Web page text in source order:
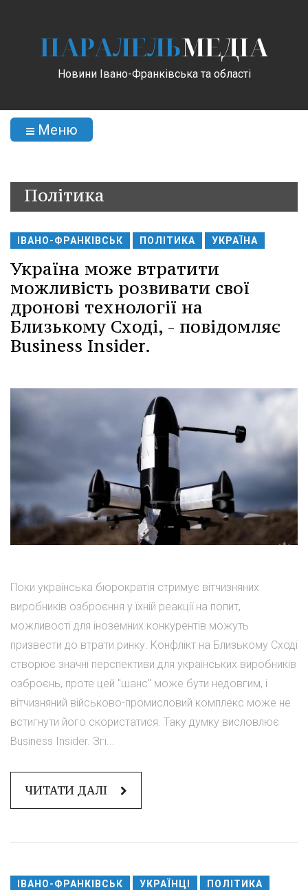
ПАРАЛЕЛЬМЕДІА
Новини Івано-Франківська та області
Меню
Політика
ІВАНО-ФРАНКІВСЬК ПОЛІТИКА УКРАЇНА
Україна може втратити
можливість розвивати свої
дронові технології на
Близькому Сході, - повідомляє
Business Insider.
Поки українська бюрократія стримує вітчизняних
виробників озброєння у їхній реакції на попит,
можливості для іноземних конкурентів можуть
призвести до втрати ринку. Конфлікт на Близькому Сході
створює значні перспективи для українських виробників
озброєнь, проте цей "шанс" може бути недовгим, і
вітчизняний військово-промисловий комплекс може не
встигнути його скористатися. Таку думку висловлює
Business Insider. Згі...
ЧИТАТИ ДАЛІ
ІВАНО-ФРАНКІВСЬК УКРАЇНЦІ ПОЛІТИКА